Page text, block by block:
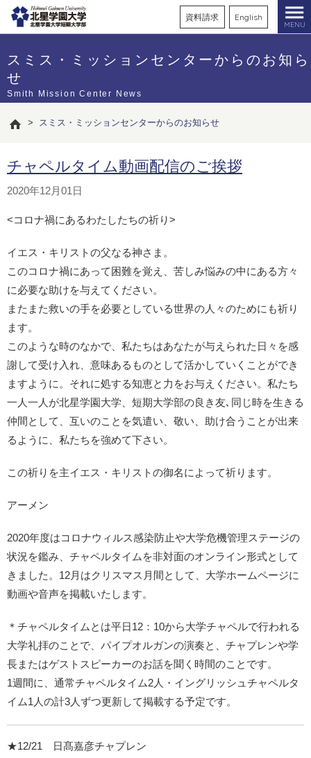
資料請求 English
MENU
スミス・ミッションセンターからのお知ら
せ
Smith Mission Center News
> スミス・ミッションセンターからのお知らせ
チャペルタイム動画配信のご挨拶
2020年12月01日
<コロナ禍にあるわたしたちの祈り>
イエス・キリストの父なる神さま。
このコロナ禍にあって困難を覚え、苦しみ悩みの中にある方々
に必要な助けを与えてください。
またまた救いの手を必要としている世界の人々のためにも祈り
ます。
このような時のなかで、私たちはあなたが与えられた日々を感
謝して受け入れ、意味あるものとして活かしていくことができ
ますように。それに処する知恵と力をお与えください。私たち
一人一人が北星学園大学、短期大学部の良き友､同じ時を生きる
仲間として、互いのことを気遣い、敬い、助け合うことが出来
るように、私たちを強めて下さい。
この祈りを主イエス・キリストの御名によって祈ります。
アーメン
2020年度はコロナウィルス感染防止や大学危機管理ステージの
状況を鑑み、チャペルタイムを非対面のオンライン形式として
きました。12月はクリスマス月間として、大学ホームページに
動画や音声を掲載いたします。
＊チャペルタイムとは平日12：10から大学チャペルで行われる
大学礼拝のことで、パイプオルガンの演奏と、チャプレンや学
長またはゲストスピーカーのお話を聞く時間のことです。
1週間に、通常チャペルタイム2人・イングリッシュチャペルタ
イム1人の計3人ずつ更新して掲載する予定です。
★12/21 日髙嘉彦チャプレン